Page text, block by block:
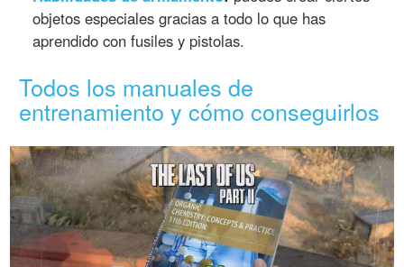
objetos especiales gracias a todo lo que has
aprendido con fusiles y pistolas.
Todos los manuales de
entrenamiento y cómo conseguirlos